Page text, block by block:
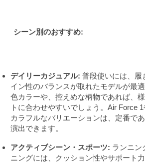
シーン別のおすすめ:
デイリーカジュアル: 普段使いには、履
イン性のバランスが取れたモデルが最
色カラーや、控えめな柄物であれば、
トに合わせやすいでしょう。Air Force
カラフルなバリエーションは、定番で
演出できます。
アクティブシーン・スポーツ: ランニン
ニングには、クッション性やサポート